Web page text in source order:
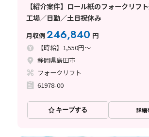
【紹介案件】ロール紙のフォークリフ
工場／日勤／土日祝休み
月収例246,840 円
【時給】1,550円～
静岡県島田市
フォークリフト
61978-00
キープする 詳細